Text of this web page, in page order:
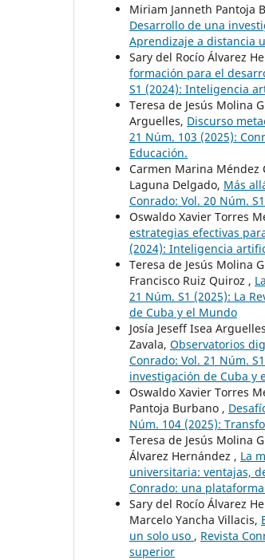
Miriam Janneth Pantoja
Desarrollo de una
Aprendizaje a distancia
Sary del Rocío Álvarez
formación para el
S1 (2024): Inteligencia
Teresa de Jesús Molina
Arguelles, Discurso
21 Núm. 103 (2025):
Educación.
Carmen Marina Méndez
Laguna Delgado, Más
Conrado: Vol. 20 Núm.
Oswaldo Xavier Torres
estrategias efectivas
(2024): Inteligencia
Teresa de Jesús Molina
Francisco Ruiz Quiroz ,
21 Núm. S1 (2025): La
de Cuba y el Mundo
Josía Jeseff Isea
Zavala, Observatorios
Conrado: Vol. 21 Núm.
investigación de Cuba y
Oswaldo Xavier Torres
Pantoja Burbano ,
Núm. 104 (2025):
Teresa de Jesús Molina
Álvarez Hernández , La
universitaria: ventajas,
Conrado: una
Sary del Rocío Álvarez
Marcelo Yancha Villacis,
un solo uso , Revista
superior